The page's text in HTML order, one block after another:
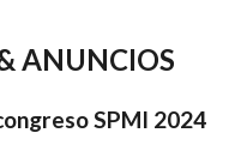
ANUNCIOS
SPMI 2024